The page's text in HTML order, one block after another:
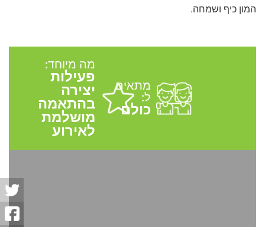
המון כיף ושמחה.
מתאים
ל:
כולם
מה מיוחד:
פעילות
יצירה
בהתאמה
מושלמת
לאירוע